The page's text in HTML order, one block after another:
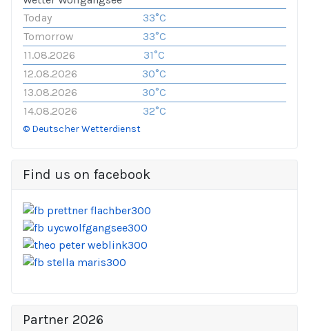
Today
33°C
Tomorrow
33°C
11.08.2026
31°C
12.08.2026
30°C
13.08.2026
30°C
14.08.2026
32°C
© Deutscher Wetterdienst
Find us on facebook
Partner 2026